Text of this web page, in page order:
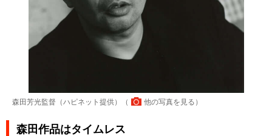
森田芳光監督（ハピネット提供）（ 他の写真を見る ）
森田作品はタイムレス